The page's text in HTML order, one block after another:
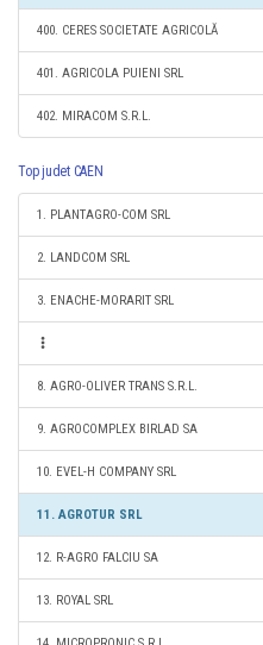
400. CERES SOCIETATE AGRICOLĂ
401. AGRICOLA PUIENI SRL
402. MIRACOM S.R.L.
Top judet CAEN
1. PLANTAGRO-COM SRL
2. LANDCOM SRL
3. ENACHE-MORARIT SRL
8. AGRO-OLIVER TRANS S.R.L.
9. AGROCOMPLEX BIRLAD SA
10. EVEL-H COMPANY SRL
11. AGROTUR SRL
12. R-AGRO FALCIU SA
13. ROYAL SRL